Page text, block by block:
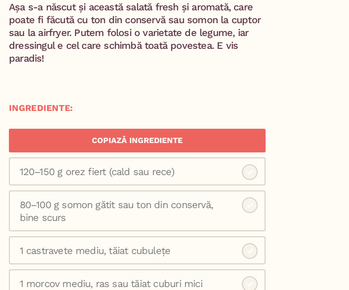
Așa s-a născut și această salată fresh și aromată, care
poate fi făcută cu ton din conservă sau somon la cuptor
sau la airfryer. Putem folosi o varietate de legume, iar
dressingul e cel care schimbă toată povestea. E vis
paradis!
INGREDIENTE:
COPIAZĂ INGREDIENTE
120–150 g orez fiert (cald sau rece)
80–100 g somon gătit sau ton din conservă,
bine scurs
1 castravete mediu, tăiat cubulețe
1 morcov mediu, ras sau tăiat cuburi mici